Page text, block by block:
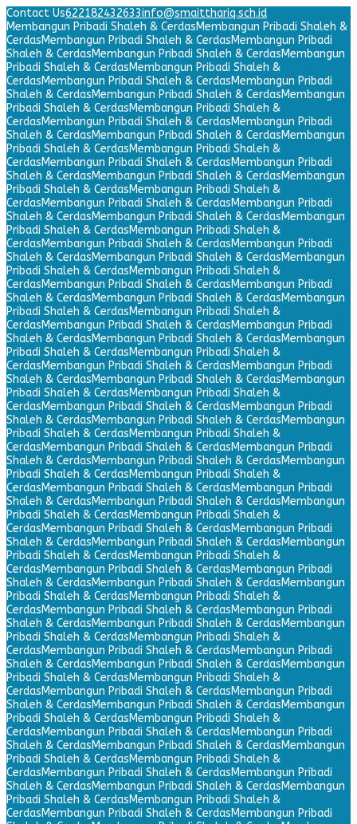
Contact Us622182432633info@smaitthariq.sch.id
Membangun Pribadi Shaleh & CerdasMembangun Pribadi Shaleh &
CerdasMembangun Pribadi Shaleh & CerdasMembangun Pribadi
Shaleh & CerdasMembangun Pribadi Shaleh & CerdasMembangun
Pribadi Shaleh & CerdasMembangun Pribadi Shaleh &
CerdasMembangun Pribadi Shaleh & CerdasMembangun Pribadi
Shaleh & CerdasMembangun Pribadi Shaleh & CerdasMembangun
Pribadi Shaleh & CerdasMembangun Pribadi Shaleh &
CerdasMembangun Pribadi Shaleh & CerdasMembangun Pribadi
Shaleh & CerdasMembangun Pribadi Shaleh & CerdasMembangun
Pribadi Shaleh & CerdasMembangun Pribadi Shaleh &
CerdasMembangun Pribadi Shaleh & CerdasMembangun Pribadi
Shaleh & CerdasMembangun Pribadi Shaleh & CerdasMembangun
Pribadi Shaleh & CerdasMembangun Pribadi Shaleh &
CerdasMembangun Pribadi Shaleh & CerdasMembangun Pribadi
Shaleh & CerdasMembangun Pribadi Shaleh & CerdasMembangun
Pribadi Shaleh & CerdasMembangun Pribadi Shaleh &
CerdasMembangun Pribadi Shaleh & CerdasMembangun Pribadi
Shaleh & CerdasMembangun Pribadi Shaleh & CerdasMembangun
Pribadi Shaleh & CerdasMembangun Pribadi Shaleh &
CerdasMembangun Pribadi Shaleh & CerdasMembangun Pribadi
Shaleh & CerdasMembangun Pribadi Shaleh & CerdasMembangun
Pribadi Shaleh & CerdasMembangun Pribadi Shaleh &
CerdasMembangun Pribadi Shaleh & CerdasMembangun Pribadi
Shaleh & CerdasMembangun Pribadi Shaleh & CerdasMembangun
Pribadi Shaleh & CerdasMembangun Pribadi Shaleh &
CerdasMembangun Pribadi Shaleh & CerdasMembangun Pribadi
Shaleh & CerdasMembangun Pribadi Shaleh & CerdasMembangun
Pribadi Shaleh & CerdasMembangun Pribadi Shaleh &
CerdasMembangun Pribadi Shaleh & CerdasMembangun Pribadi
Shaleh & CerdasMembangun Pribadi Shaleh & CerdasMembangun
Pribadi Shaleh & CerdasMembangun Pribadi Shaleh &
CerdasMembangun Pribadi Shaleh & CerdasMembangun Pribadi
Shaleh & CerdasMembangun Pribadi Shaleh & CerdasMembangun
Pribadi Shaleh & CerdasMembangun Pribadi Shaleh &
CerdasMembangun Pribadi Shaleh & CerdasMembangun Pribadi
Shaleh & CerdasMembangun Pribadi Shaleh & CerdasMembangun
Pribadi Shaleh & CerdasMembangun Pribadi Shaleh &
CerdasMembangun Pribadi Shaleh & CerdasMembangun Pribadi
Shaleh & CerdasMembangun Pribadi Shaleh & CerdasMembangun
Pribadi Shaleh & CerdasMembangun Pribadi Shaleh &
CerdasMembangun Pribadi Shaleh & CerdasMembangun Pribadi
Shaleh & CerdasMembangun Pribadi Shaleh & CerdasMembangun
Pribadi Shaleh & CerdasMembangun Pribadi Shaleh &
CerdasMembangun Pribadi Shaleh & CerdasMembangun Pribadi
Shaleh & CerdasMembangun Pribadi Shaleh & CerdasMembangun
Pribadi Shaleh & CerdasMembangun Pribadi Shaleh &
CerdasMembangun Pribadi Shaleh & CerdasMembangun Pribadi
Shaleh & CerdasMembangun Pribadi Shaleh & CerdasMembangun
Pribadi Shaleh & CerdasMembangun Pribadi Shaleh &
CerdasMembangun Pribadi Shaleh & CerdasMembangun Pribadi
Shaleh & CerdasMembangun Pribadi Shaleh & CerdasMembangun
Pribadi Shaleh & CerdasMembangun Pribadi Shaleh &
CerdasMembangun Pribadi Shaleh & CerdasMembangun Pribadi
Shaleh & CerdasMembangun Pribadi Shaleh & CerdasMembangun
Pribadi Shaleh & CerdasMembangun Pribadi Shaleh &
CerdasMembangun Pribadi Shaleh & CerdasMembangun Pribadi
Shaleh & CerdasMembangun Pribadi Shaleh & CerdasMembangun
Pribadi Shaleh & CerdasMembangun Pribadi Shaleh &
CerdasMembangun Pribadi Shaleh & CerdasMembangun Pribadi